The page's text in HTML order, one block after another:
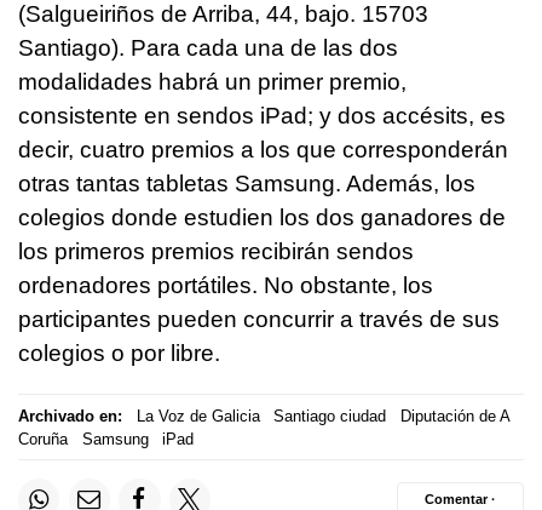
(Salgueiriños de Arriba, 44, bajo. 15703
Santiago). Para cada una de las dos
modalidades habrá un primer premio,
consistente en sendos iPad; y dos accésits, es
decir, cuatro premios a los que corresponderán
otras tantas tabletas Samsung. Además, los
colegios donde estudien los dos ganadores de
los primeros premios recibirán sendos
ordenadores portátiles. No obstante, los
participantes pueden concurrir a través de sus
colegios o por libre.
Archivado en: La Voz de Galicia Santiago ciudad
Diputación de A
Coruña
Samsung iPad
Comentar ·